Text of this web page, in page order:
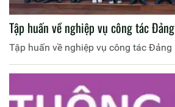
Tập huấn về nghiệp vụ công tác Đảng
Tập huấn về nghiệp vụ công tác Đảng